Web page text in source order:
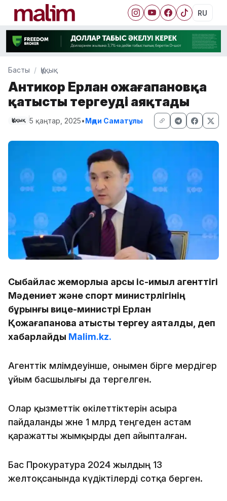
RU
Басты Құқық
Антикор Ерлан Қожағапановқа
қатысты тергеуді аяқтады
Құқық 5 қаңтар, 2025•Мәди Саматұлы
Сыбайлас жемқорлыққа қарсы іс-қимыл агенттігі
Мәдениет және спорт министрлігінің
бұрынғы вице-министрі Ерлан
Қожағапановқа қатысты тергеу аяқталды, деп
хабарлайды Malim.kz.
Агенттік мәлімдеуінше, онымен бірге мердігер
ұйым басшылығы да тергелген.
Олар қызметтік өкілеттіктерін асыра
пайдаланды және 1 млрд теңгеден астам
қаражатты жымқырды деп айыпталған.
Бас Прокуратура 2024 жылдың 13
желтоқсанында күдіктілерді сотқа берген.